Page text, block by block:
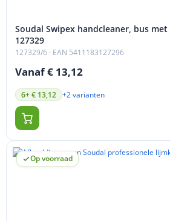
Soudal Swipex handcleaner, bus
127329
127329/6 · EAN 5411183127296
Vanaf € 13,12
6+ € 13,12 +2 varianten
Op voorraad